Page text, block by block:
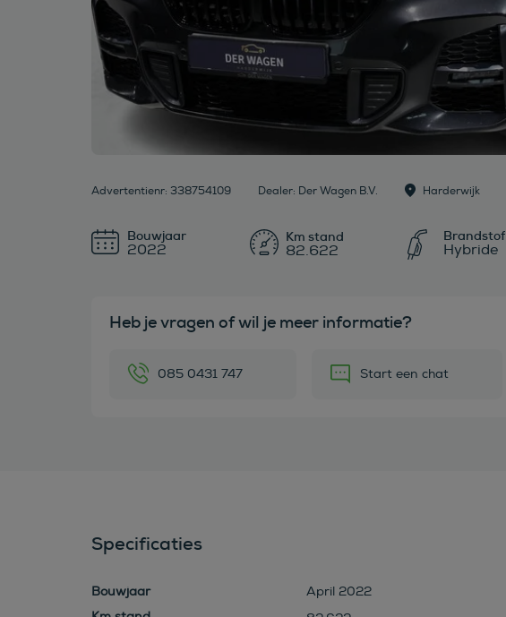
Advertentienr: 338754109 Dealer: Der Wagen B.V. Harderwijk
Bouwjaar
2022 82.622
Brandstof
Hybride
Heb je vragen of wil je meer informatie?
085 0431 747 Start een chat
Specificaties
Bouwjaar
April 2022